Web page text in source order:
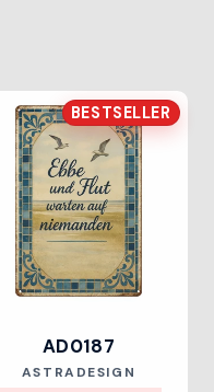
BESTSELLER
AD0187
Anbieter:
ASTRADESIGN